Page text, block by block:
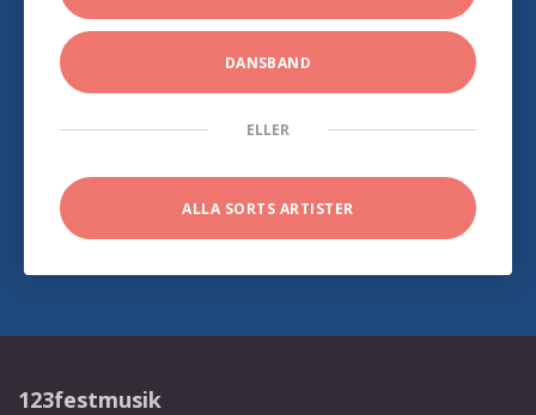
DANSBAND
ELLER
ALLA SORTS ARTISTER
123festmusik